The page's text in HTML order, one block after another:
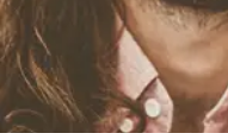
NOS